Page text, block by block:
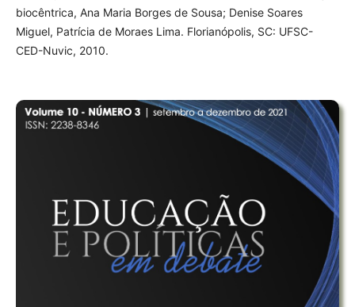
biocêntrica, Ana Maria Borges de Sousa; Denise Soares
Miguel, Patrícia de Moraes Lima. Florianópolis, SC: UFSC-
CED-Nuvic, 2010.